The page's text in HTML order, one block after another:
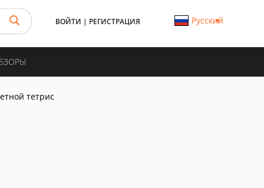
ВОЙТИ | РЕГИСТРАЦИЯ Русский
тетрис